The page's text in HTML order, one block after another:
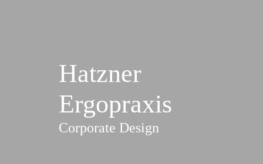
Hatzner
Ergopraxis
Corporate Design